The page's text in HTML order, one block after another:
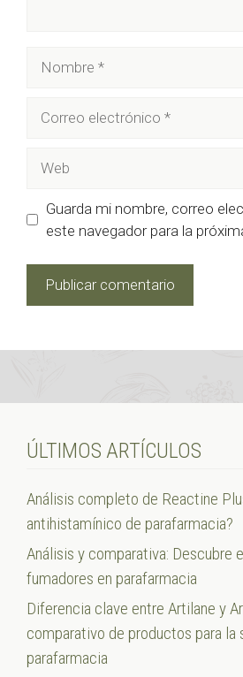
electrónico
Guarda mi nombre, correo
este navegador para la
ÚLTIMOS ARTÍCULOS
Análisis completo de Reactine
antihistamínico de parafarmacia?
Análisis y comparativa: Descubre
fumadores en parafarmacia
Diferencia clave entre Artilane y
comparativo de productos para la
parafarmacia